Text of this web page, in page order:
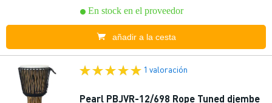
En stock en el proveedor
añadir a la cesta
1 valoración
Pearl PBJVR-12/698 Rope Tuned djembe